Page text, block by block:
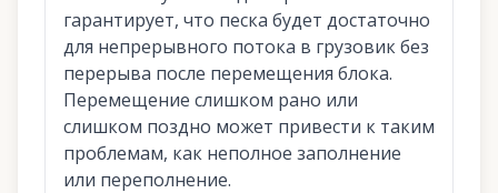
гарантирует, что песка будет достаточно
для непрерывного потока в грузовик без
перерыва после перемещения блока.
Перемещение слишком рано или
слишком поздно может привести к таким
проблемам, как неполное заполнение
или переполнение.